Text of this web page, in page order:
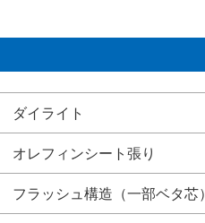
ダイライト
オレフィンシート張り
フラッシュ構造（一部ベタ芯）